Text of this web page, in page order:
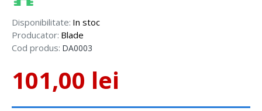
Disponibilitate: In stoc
Producator: Blade
Cod produs: DA0003
101,00 lei